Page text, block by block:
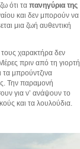
ότι τα πανηγύρια της
και δεν μπορούν να
μια ζωή αυθεντική
χαρακτήρα δεν
πριν από τη γιορτή
τα μπρούντζινα
Την παραμονή
για ν’ ανάψουν το
και τα λουλούδια.